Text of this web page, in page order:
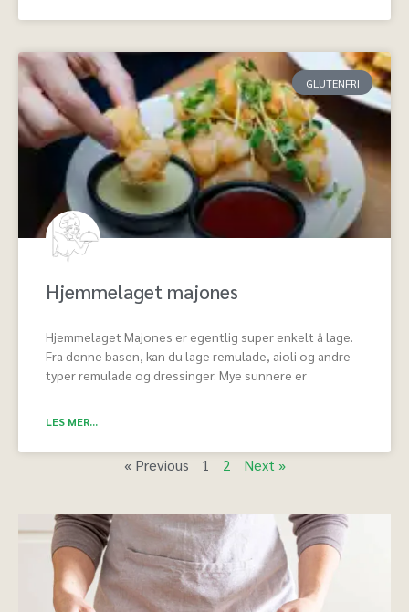
GLUTENFRI
Hjemmelaget majones
Hjemmelaget Majones er egentlig super enkelt å lage.
Fra denne basen, kan du lage remulade, aioli og andre
typer remulade og dressinger. Mye sunnere er
LES MER...
« Previous 1 2 Next »